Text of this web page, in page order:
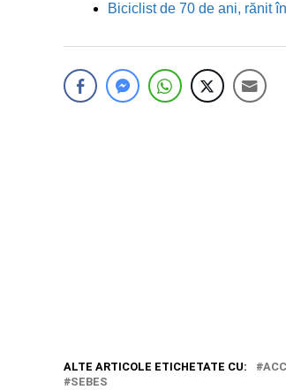
Biciclist de 70 de ani, rănit
ALTE ARTICOLE ETICHETATE CU:
SEBES